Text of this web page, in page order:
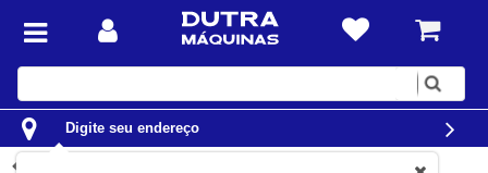
Digite
Digite seu endereço